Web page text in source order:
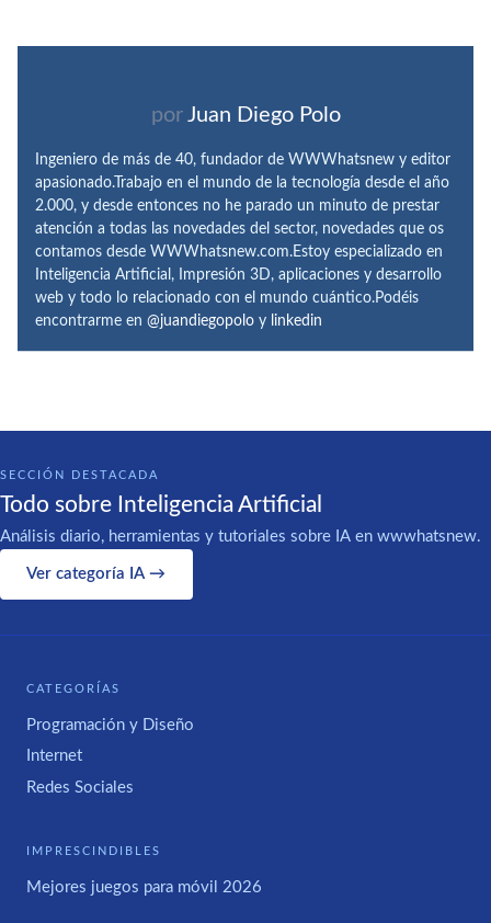
por Juan Diego Polo
Ingeniero de más de 40, fundador de WWWhatsnew y editor
apasionado.Trabajo en el mundo de la tecnología desde el año
2.000, y desde entonces no he parado un minuto de prestar
atención a todas las novedades del sector, novedades que os
contamos desde WWWhatsnew.com.Estoy especializado en
Inteligencia Artificial, Impresión 3D, aplicaciones y desarrollo
web y todo lo relacionado con el mundo cuántico.Podéis
encontrarme en @juandiegopolo y linkedin
SECCIÓN DESTACADA
Todo sobre Inteligencia Artificial
Análisis diario, herramientas y tutoriales sobre IA en wwwhatsnew.
Ver categoría IA →
CATEGORÍAS
Programación y Diseño
Internet
Redes Sociales
IMPRESCINDIBLES
Mejores juegos para móvil 2026